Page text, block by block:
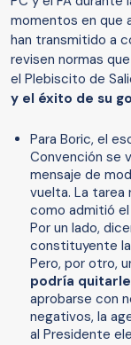
momentos en que
han transmitido a
revisen normas
el Plebiscito de
y el éxito de su
Para Boric, el
Convención se
mensaje de
vuelta. La tarea
como admitió
Por un lado,
constituyente la
Pero, por otro,
podría
aprobarse con
negativos, la
al Presidente